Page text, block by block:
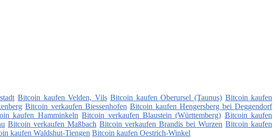
Bitcoin kaufen Velden, Vils Bitcoin kaufen Oberursel (Taunus) Bitcoin kaufen
Bitcoin verkaufen Biessenhofen Bitcoin kaufen Hengersberg bei Deggendorf
kaufen Hamminkeln Bitcoin verkaufen Blaustein (Württemberg) Bitcoin kaufen
Bitcoin verkaufen Maßbach Bitcoin verkaufen Brandis bei Wurzen Bitcoin kaufen
kaufen Waldshut-Tiengen Bitcoin kaufen Oestrich-Winkel